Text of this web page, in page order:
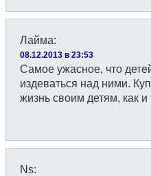
Лайма:
08.12.2013 в 23:53
Самое ужасное, что
издеваться над ними.
жизнь своим детям, как и
Ns: